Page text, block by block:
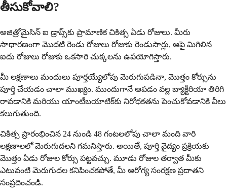
తీసుకోవాలి?
అజిత్రోమైసిన్ ఐ డ్రాప్స్‌కు ప్రామాణిక చికిత్స ఏడు రోజులు. మీరు
సాధారణంగా మొదటి రెండు రోజులు రోజుకు రెండుసార్లు, ఆపై మిగిలిన
ఐదు రోజులు రోజుకు ఒకసారి చుక్కలను ఉపయోగిస్తారు.
మీ లక్షణాలు మందులు పూర్తయ్యేలోపు మెరుగుపడినా, మొత్తం కోర్సును
పూర్తి చేయడం చాలా ముఖ్యం. ముందుగానే ఆపడం వల్ల బ్యాక్టీరియా తిరిగి
రావడానికి మరియు యాంటీబయాటిక్‌కు నిరోధకతను పెంచుకోవడానికి వీలు
కలుగుతుంది.
చికిత్స ప్రారంభించిన 24 నుండి 48 గంటలలోపు చాలా మంది వారి
లక్షణాలలో మెరుగుదలని గమనిస్తారు. అయితే, పూర్తి వైద్యం ప్రక్రియకు
మొత్తం ఏడు రోజుల కోర్సు పట్టవచ్చు. మూడు రోజుల తర్వాత మీకు
ఎటువంటి మెరుగుదల కనిపించకపోతే, మీ ఆరోగ్య సంరక్షణ ప్రదాతని
సంప్రదించండి.